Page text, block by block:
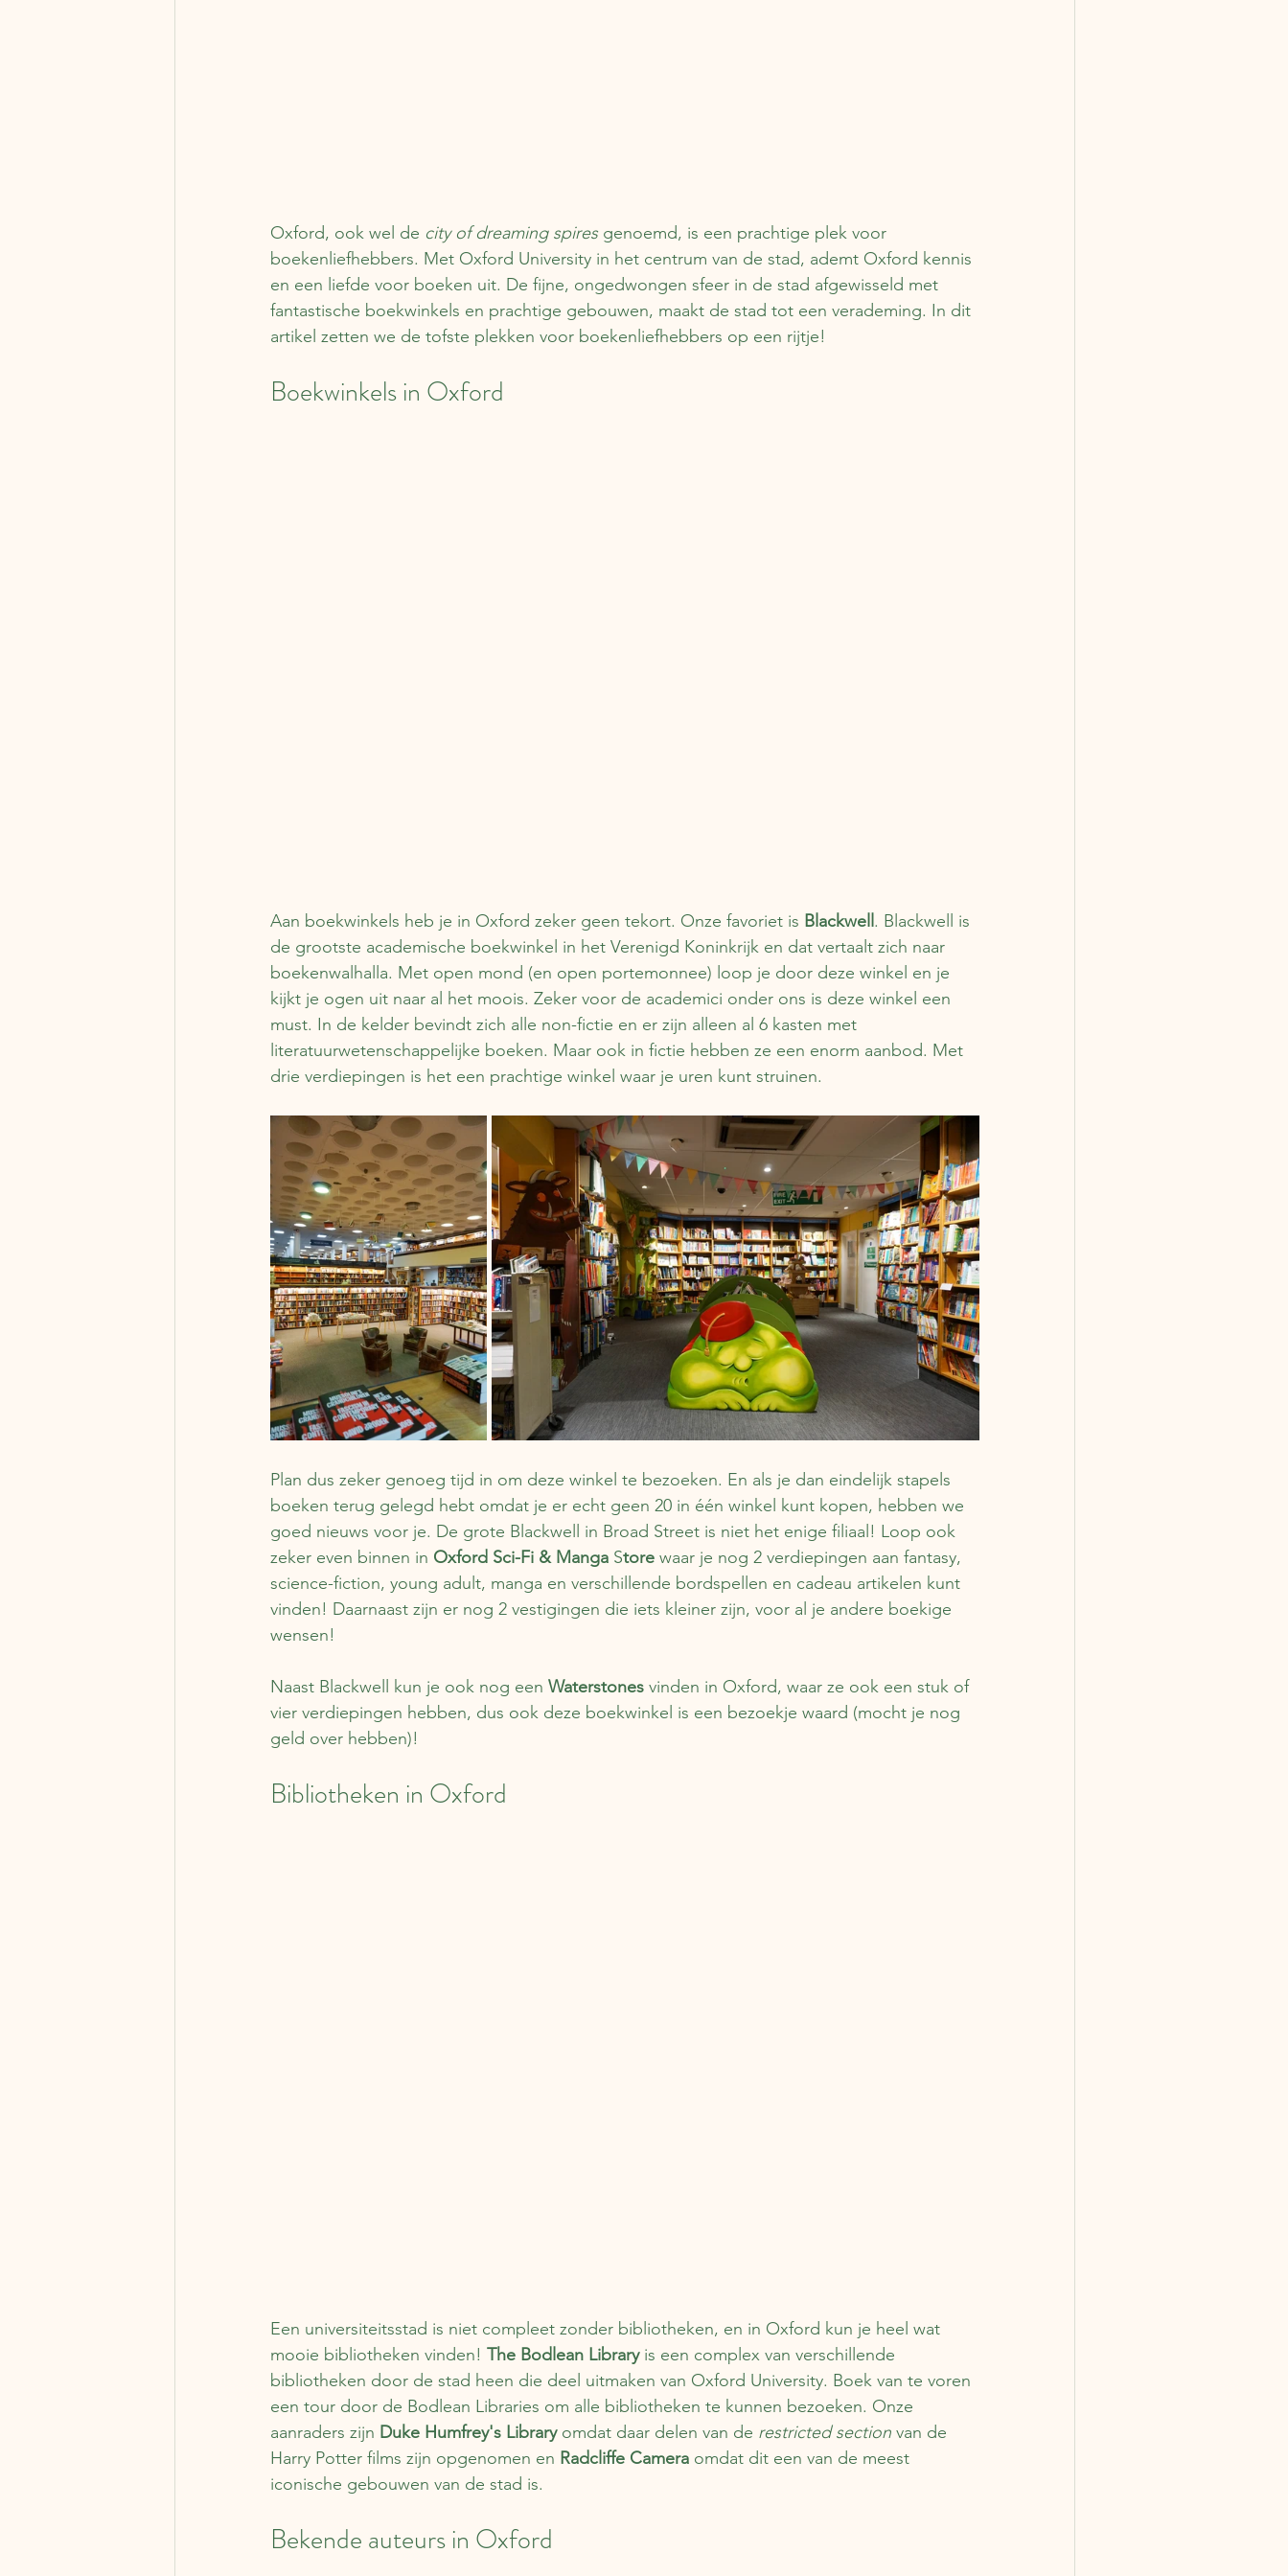
Oxford, ook wel de city of dreaming spires genoemd, is een prachtige plek voor
boekenliefhebbers. Met Oxford University in het centrum van de stad, ademt Oxford kennis
en een liefde voor boeken uit. De fijne, ongedwongen sfeer in de stad afgewisseld met
fantastische boekwinkels en prachtige gebouwen, maakt de stad tot een verademing. In dit
artikel zetten we de tofste plekken voor boekenliefhebbers op een rijtje!
Boekwinkels in Oxford
Aan boekwinkels heb je in Oxford zeker geen tekort. Onze favoriet is Blackwell. Blackwell is
de grootste academische boekwinkel in het Verenigd Koninkrijk en dat vertaalt zich naar
boekenwalhalla. Met open mond (en open portemonnee) loop je door deze winkel en je
kijkt je ogen uit naar al het moois. Zeker voor de academici onder ons is deze winkel een
must. In de kelder bevindt zich alle non-fictie en er zijn alleen al 6 kasten met
literatuurwetenschappelijke boeken. Maar ook in fictie hebben ze een enorm aanbod. Met
drie verdiepingen is het een prachtige winkel waar je uren kunt struinen.
Plan dus zeker genoeg tijd in om deze winkel te bezoeken. En als je dan eindelijk stapels
boeken terug gelegd hebt omdat je er echt geen 20 in één winkel kunt kopen, hebben we
goed nieuws voor je. De grote Blackwell in Broad Street is niet het enige filiaal! Loop ook
zeker even binnen in Oxford Sci-Fi & Manga Store waar je nog 2 verdiepingen aan fantasy,
science-fiction, young adult, manga en verschillende bordspellen en cadeau artikelen kunt
vinden! Daarnaast zijn er nog 2 vestigingen die iets kleiner zijn, voor al je andere boekige
wensen!
Naast Blackwell kun je ook nog een Waterstones vinden in Oxford, waar ze ook een stuk of
vier verdiepingen hebben, dus ook deze boekwinkel is een bezoekje waard (mocht je nog
geld over hebben)!
Bibliotheken in Oxford
Een universiteitsstad is niet compleet zonder bibliotheken, en in Oxford kun je heel wat
mooie bibliotheken vinden! The Bodlean Library is een complex van verschillende
bibliotheken door de stad heen die deel uitmaken van Oxford University. Boek van te voren
een tour door de Bodlean Libraries om alle bibliotheken te kunnen bezoeken. Onze
aanraders zijn Duke Humfrey's Library omdat daar delen van de restricted section van de
Harry Potter films zijn opgenomen en Radcliffe Camera omdat dit een van de meest
iconische gebouwen van de stad is.
Bekende auteurs in Oxford